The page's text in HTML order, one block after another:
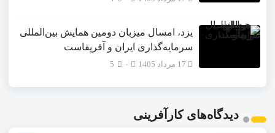
یزد، امسال میزبان دومین همایش بین‌المللی
سرمایه‌گذاری ایران و آفریقاست
17 مرداد 1405 5
دیدگاه‌های کارآفرینی